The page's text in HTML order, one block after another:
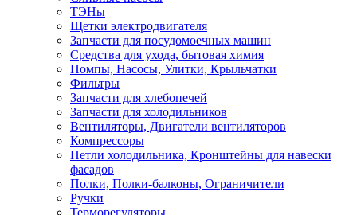
ТЭНы
Щетки электродвигателя
Запчасти для посудомоечных машин
Средства для ухода, бытовая химия
Помпы, Насосы, Улитки, Крыльчатки
Фильтры
Запчасти для хлебопечей
Запчасти для холодильников
Вентиляторы, Двигатели вентиляторов
Компрессоры
Петли холодильника, Кронштейны для навески
фасадов
Полки, Полки-балконы, Ограничители
Ручки
Терморегуляторы